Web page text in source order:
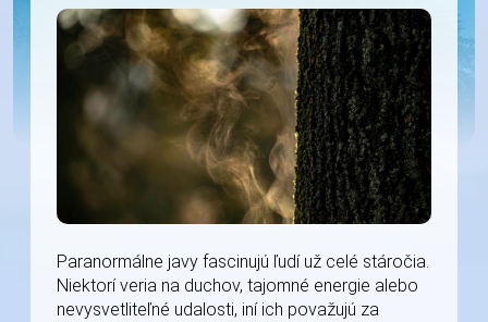
Paranormálne javy fascinujú ľudí už celé stáročia.
Niektorí veria na duchov, tajomné energie alebo
nevysvetliteľné udalosti, iní ich považujú za